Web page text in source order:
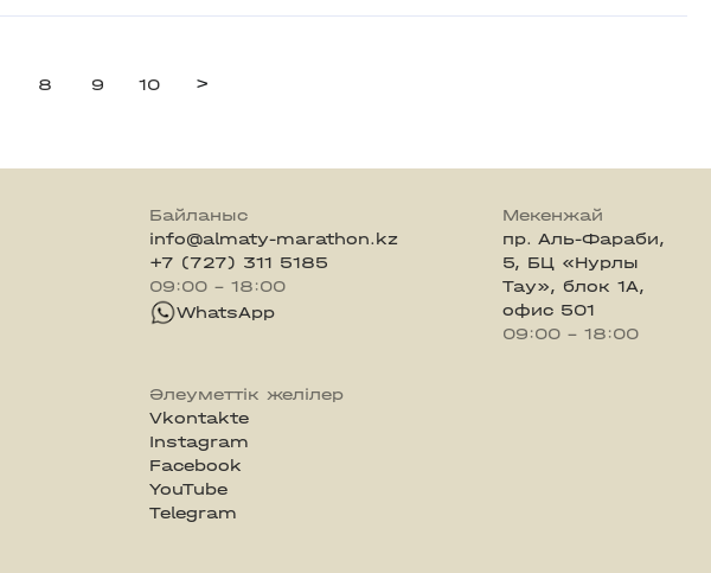
8 9 10 >
Байланыс
info@almaty-marathon.kz
+7 (727) 311 5185
09:00 - 18:00
WhatsApp
Мекенжай
пр. Аль-Фараби,
5, БЦ «Нурлы
Тау», блок 1А,
офис 501
09:00 - 18:00
Әлеуметтік желілер
Vkontakte
Instagram
Facebook
YouTube
Telegram